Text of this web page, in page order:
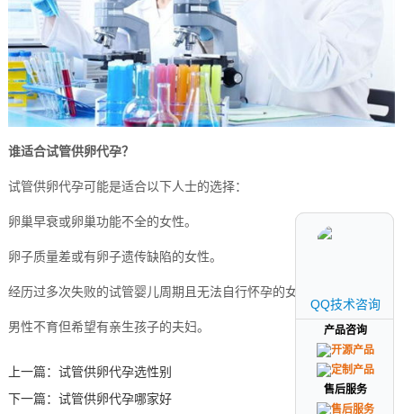
谁适合试管供卵代孕？
试管供卵代孕可能是适合以下人士的选择：
卵巢早衰或卵巢功能不全的女性。
卵子质量差或有卵子遗传缺陷的女性。
经历过多次失败的试管婴儿周期且无法自行怀孕的女性。
男性不育但希望有亲生孩子的夫妇。
上一篇： 试管供卵代孕选性别
下一篇： 试管供卵代孕哪家好
QQ技术咨询
产品咨询
售后服务
QQ技术咨询
产品咨询
售后服务